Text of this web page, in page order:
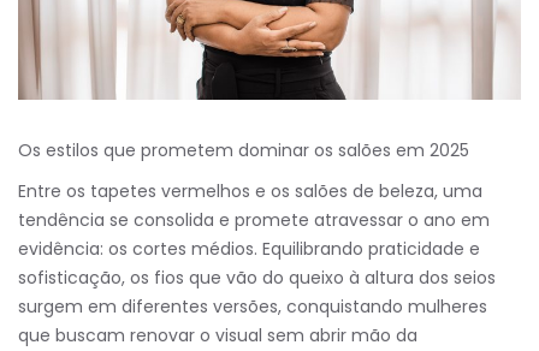
Os estilos que prometem dominar os salões em 2025
Entre os tapetes vermelhos e os salões de beleza, uma
tendência se consolida e promete atravessar o ano em
evidência: os cortes médios. Equilibrando praticidade e
sofisticação, os fios que vão do queixo à altura dos seios
surgem em diferentes versões, conquistando mulheres
que buscam renovar o visual sem abrir mão da